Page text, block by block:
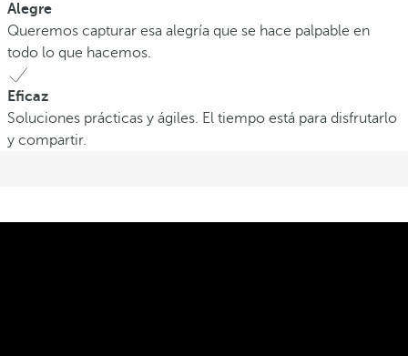
Alegre
Queremos capturar esa alegría que se hace palpable en
todo lo que hacemos.
Eficaz
Soluciones prácticas y ágiles. El tiempo está para disfrutarlo
y compartir.